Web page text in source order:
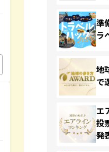
準
ラ
地
で
エ
投
発